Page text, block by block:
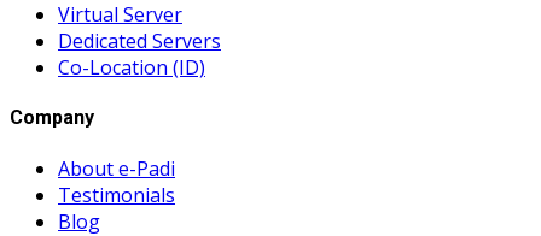
Virtual Server
Dedicated Servers
Co-Location (ID)
Company
About e-Padi
Testimonials
Blog